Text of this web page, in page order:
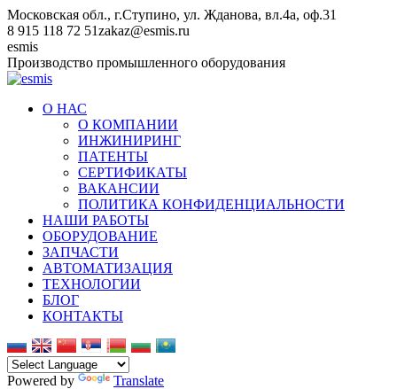
Перейти
к
содержанию
Московская обл., г.Ступино, ул. Жданова, вл.4а, оф.31
8 915 118 72 51zakaz@esmis.ru
Вконтакте
esmis
Производство промышленного оборудования
О НАС
О КОМПАНИИ
ИНЖИНИРИНГ
ПАТЕНТЫ
СЕРТИФИКАТЫ
ВАКАНСИИ
ПОЛИТИКА КОНФИДЕНЦИАЛЬНОСТИ
НАШИ РАБОТЫ
ОБОРУДОВАНИЕ
ЗАПЧАСТИ
АВТОМАТИЗАЦИЯ
ТЕХНОЛОГИИ
БЛОГ
КОНТАКТЫ
Powered by Translate